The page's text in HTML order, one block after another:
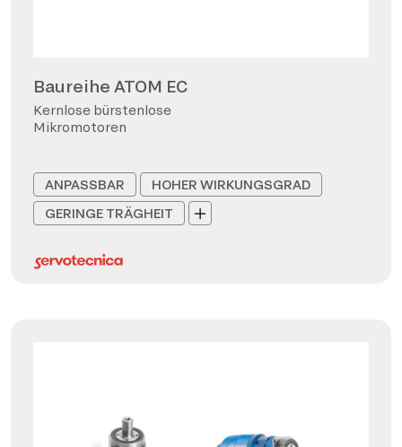
Baureihe ATOM EC
Kernlose bürstenlose
Mikromotoren
ANPASSBAR
HOHER WIRKUNGSGRAD
GERINGE TRÄGHEIT